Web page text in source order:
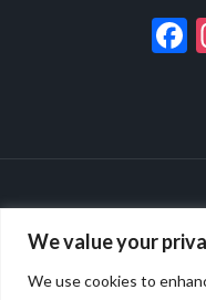
We value your
We use cookies to